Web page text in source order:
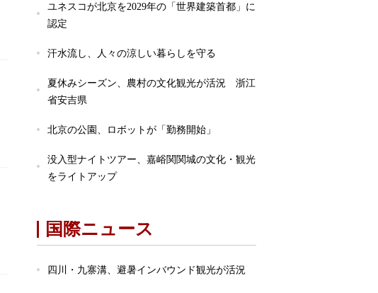
ユネスコが北京を2029年の「世界建築首都」に
認定
汗水流し、人々の涼しい暮らしを守る
夏休みシーズン、農村の文化観光が活況 浙江
省安吉県
北京の公園、ロボットが「勤務開始」
没入型ナイトツアー、嘉峪関関城の文化・観光
をライトアップ
国際ニュース
四川・九寨溝、避暑インバウンド観光が活況